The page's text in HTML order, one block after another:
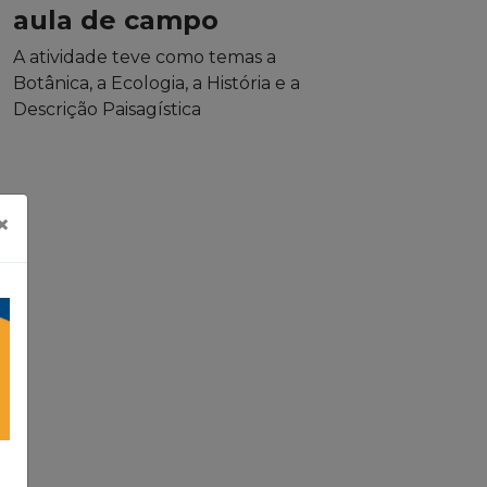
aula de campo
A atividade teve como temas a
Botânica, a Ecologia, a História e a
Descrição Paisagística